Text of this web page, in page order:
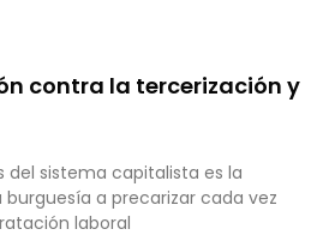
contra la tercerización y
del sistema capitalista es la
a precarizar cada vez
laboral